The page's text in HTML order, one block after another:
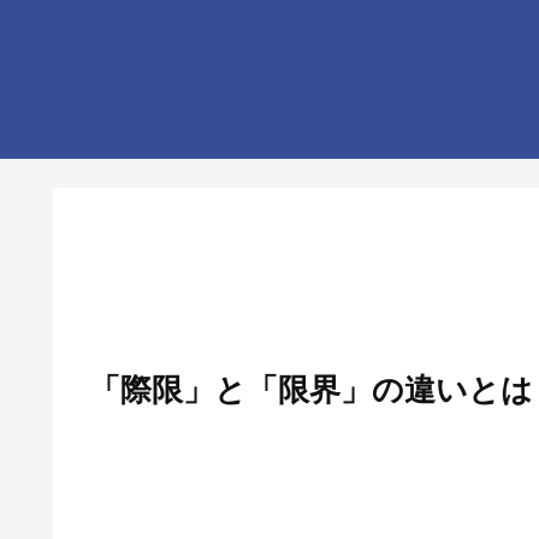
「際限」と「限界」の違いと